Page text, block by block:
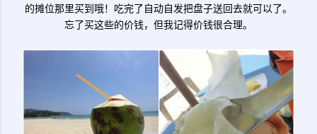
的摊位那里买到哦！吃完了自动自发把盘子送回去就可以了。
忘了买这些的价钱，但我记得价钱很合理。